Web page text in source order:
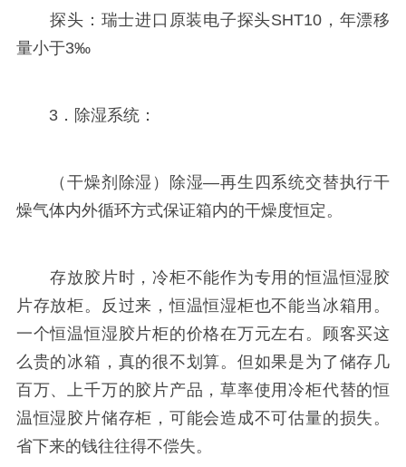
探头：瑞士进口原装电子探头SHT10，年漂移
量小于3‰
3．除湿系统：
（干燥剂除湿）除湿—再生四系统交替执行干
燥气体内外循环方式保证箱内的干燥度恒定。
存放胶片时，冷柜不能作为专用的恒温恒湿胶
片存放柜。反过来，恒温恒湿柜也不能当冰箱用。
一个恒温恒湿胶片柜的价格在万元左右。顾客买这
么贵的冰箱，真的很不划算。但如果是为了储存几
百万、上千万的胶片产品，草率使用冷柜代替的恒
温恒湿胶片储存柜，可能会造成不可估量的损失。
省下来的钱往往得不偿失。